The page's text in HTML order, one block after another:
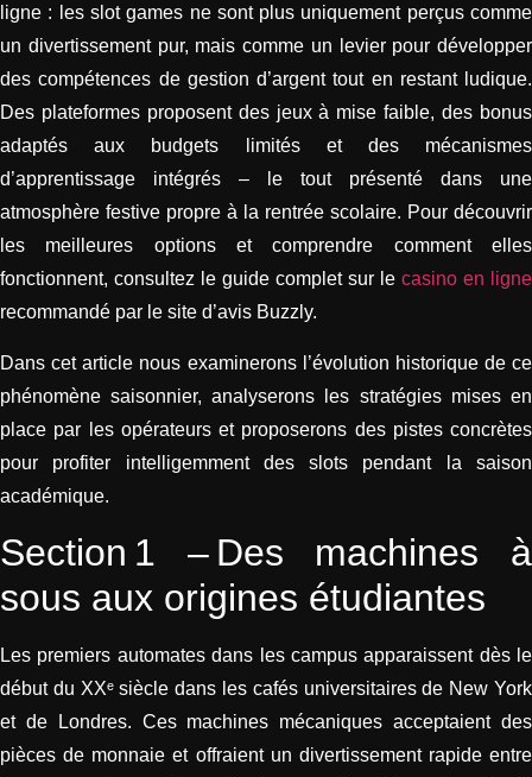
ligne : les slot games ne sont plus uniquement perçus comme
un divertissement pur, mais comme un levier pour développer
des compétences de gestion d’argent tout en restant ludique.
Des plateformes proposent des jeux à mise faible, des bonus
adaptés aux budgets limités et des mécanismes
d’apprentissage intégrés – le tout présenté dans une
atmosphère festive propre à la rentrée scolaire. Pour découvrir
les meilleures options et comprendre comment elles
fonctionnent, consultez le guide complet sur le casino en ligne
recommandé par le site d’avis Buzzly.
Dans cet article nous examinerons l’évolution historique de ce
phénomène saisonnier, analyserons les stratégies mises en
place par les opérateurs et proposerons des pistes concrètes
pour profiter intelligemment des slots pendant la saison
académique.
Section 1 – Des machines à
sous aux origines étudiantes
Les premiers automates dans les campus apparaissent dès le
début du XXᵉ siècle dans les cafés universitaires de New York
et de Londres. Ces machines mécaniques acceptaient des
pièces de monnaie et offraient un divertissement rapide entre